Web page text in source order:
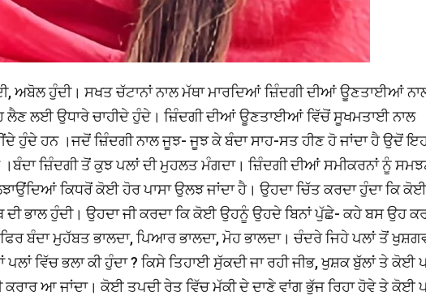
ਅਬੋਲ ਹੁੰਦੀ। ਸਖਤ ਚੱਟਾਨਾਂ ਨਾਲ ਮੱਥਾ ਮਾਰਦਿਆਂ ਜ਼ਿੰਦਗੀ ਦੀਆਂ ਊਣਤਾਈਆਂ
ਲਈ ਉਧਾਰੇ ਚਾਹੀਦੇ ਹੁੰਦੇ। ਜ਼ਿੰਦਗੀ ਦੀਆਂ ਊਣਤਾਈਆਂ ਵਿੱਚੋਂ ਸੂਖਮਤਾਈ ਨਾਲ
ਹੁੰਦੇ ਹਨ ।ਜਦੋਂ ਜ਼ਿੰਦਗੀ ਨਾਲ ਜੂਝ- ਜੂਝ ਕੇ ਬੰਦਾ ਸਾਹ-ਸਤ ਹੀਣ ਹੋ ਜਾਂਦਾ ਹੈ ਉਦੋਂ
ਜ਼ਿੰਦਗੀ ਤੋਂ ਕੁਝ ਪਲਾਂ ਦੀ ਮੁਹਲਤ ਮੰਗਦਾ। ਜ਼ਿੰਦਗੀ ਦੀਆਂ ਸਮੀਕਰਨਾਂ ਨੂੰ
ਕਿਧਰੋਂ ਕੋਈ ਹੋਰ ਪਾਸਾ ਉਲਝ ਜਾਂਦਾ ਹੈ। ਉਹਦਾ ਚਿੱਤ ਕਰਦਾ ਹੁੰਦਾ ਕਿ ਕੋਈ
ਭਾਲ ਹੁੰਦੀ। ਉਹਦਾ ਜੀ ਕਰਦਾ ਕਿ ਕੋਈ ਉਹਨੂੰ ਉਹਦੇ ਬਿਨਾਂ ਪੁੱਛੇ- ਕਹੇ ਬਸ ਉਹ
ਬੰਦਾ ਮੁਹੱਬਤ ਭਾਲਦਾ, ਪਿਆਰ ਭਾਲਦਾ, ਮੋਹ ਭਾਲਦਾ। ਚੰਦਰੇ ਜਿਹੇ ਪਲਾਂ ਤੋਂ
ਵਿੱਚ ਭਲਾ ਕੀ ਹੁੰਦਾ ? ਕਿਸੇ ਤਿਹਾਈ ਸੁੱਕਦੀ ਜਾ ਰਹੀ ਜੀਭ, ਖੁਸ਼ਕ ਬੁੱਲਾਂ ਤੇ ਕੋਈ
ਕਰਾਰ ਆ ਜਾਂਦਾ। ਕੋਈ ਤਪਦੀ ਰੇਤ ਵਿੱਚ ਮੱਕੀ ਦੇ ਦਾਣੇ ਵਾਂਗ ਭੁੱਜ ਰਿਹਾ ਹੋਵੇ ਤੇ ਕੋਈ